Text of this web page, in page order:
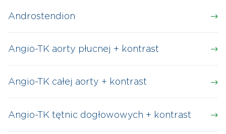
Androstendion
Angio-TK aorty płucnej + kontrast
Angio-TK całej aorty + kontrast
Angio-TK tętnic dogłowowych + kontrast